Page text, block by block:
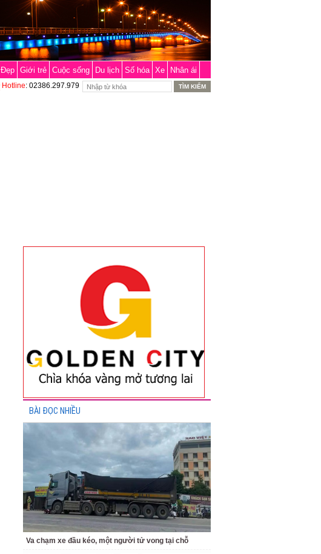
Đẹp Giới trẻ Cuộc sống Du lịch Số hóa Xe Nhân ái
Hotline: 02386.297.979
BÀI ĐỌC NHIỀU
Va chạm xe đầu kéo, một người tử vong tại chỗ